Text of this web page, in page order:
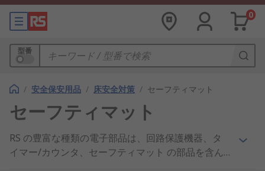
0
型番
/ 安全保安用品 / 床安全対策 / セーフティマット
セーフティマット
RS の豊富な種類の電子部品は、回路保護機器、タ
イマー/カウンタ、セーフティマット の部品を含ん